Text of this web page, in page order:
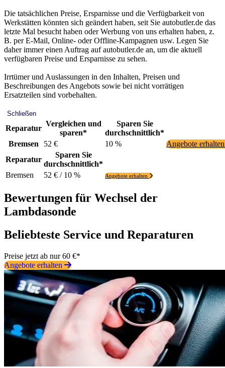
Die tatsächlichen Preise, Ersparnisse und die Verfügbarkeit von
Werkstätten könnten sich geändert haben, seit Sie autobutler.de das
letzte Mal besucht haben oder Werbung von uns erhalten haben, z.
B. per E-Mail, Online- oder Offline-Kampagnen usw. Legen Sie
daher immer einen Auftrag auf autobutler.de an, um die aktuell
verfügbaren Preise und Ersparnisse zu sehen.
Irrtümer und Auslassungen in den Inhalten, Preisen und
Beschreibungen des Angebots sowie bei nicht vorrätigen
Ersatzteilen sind vorbehalten.
Schließen
Reparatur
Vergleichen und
sparen*
Sparen Sie
durchschnittlich*
Bremsen
52 € 10 %
Angebote
Reparatur
Sparen Sie
durchschnittlich*
Bremsen
52 € / 10 % Angebote erhalten
Bewertungen für Wechsel der
Lambdasonde
Beliebteste Service und Reparaturen
Preise jetzt ab nur 60 €*
Angebote erhalten